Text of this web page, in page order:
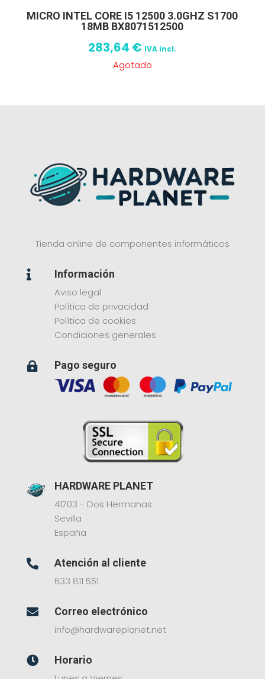
MICRO INTEL CORE I5 12500 3.0GHZ S1700
18MB BX8071512500
283,64 € IVA incl.
Agotado
Tienda online de componentes informáticos

Información
Aviso legal
Política de privacidad
Política de cookies
Condiciones generales
 Pago seguro
HARDWARE PLANET
41703 - Dos Hermanas
Sevilla
España

Atención al cliente
633 811 551

Correo electrónico
info@hardwareplanet.net

Horario